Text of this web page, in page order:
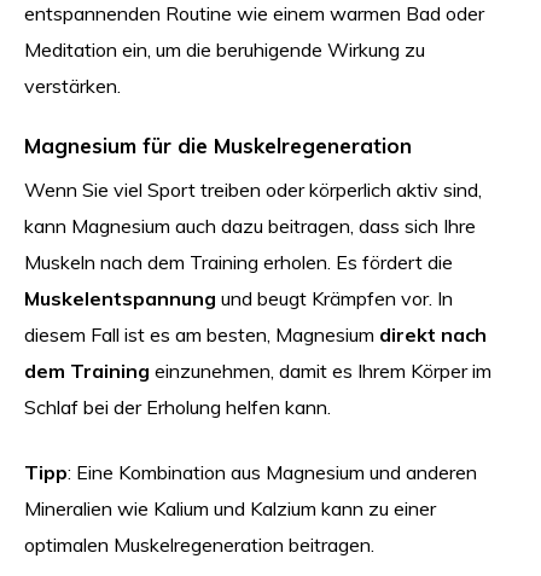
entspannenden Routine wie einem warmen Bad oder
Meditation ein, um die beruhigende Wirkung zu
verstärken.
Magnesium für die Muskelregeneration
Wenn Sie viel Sport treiben oder körperlich aktiv sind,
kann Magnesium auch dazu beitragen, dass sich Ihre
Muskeln nach dem Training erholen. Es fördert die
Muskelentspannung und beugt Krämpfen vor. In
diesem Fall ist es am besten, Magnesium direkt nach
dem Training einzunehmen, damit es Ihrem Körper im
Schlaf bei der Erholung helfen kann.
Tipp: Eine Kombination aus Magnesium und anderen
Mineralien wie Kalium und Kalzium kann zu einer
optimalen Muskelregeneration beitragen.